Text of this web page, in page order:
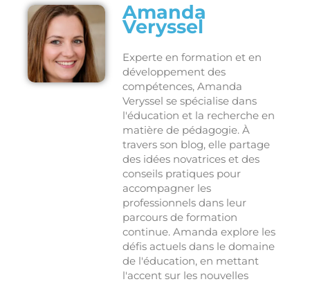
Amanda
Veryssel
Experte en formation et en
développement des
compétences, Amanda
Veryssel se spécialise dans
l'éducation et la recherche en
matière de pédagogie. À
travers son blog, elle partage
des idées novatrices et des
conseils pratiques pour
accompagner les
professionnels dans leur
parcours de formation
continue. Amanda explore les
défis actuels dans le domaine
de l'éducation, en mettant
l'accent sur les nouvelles